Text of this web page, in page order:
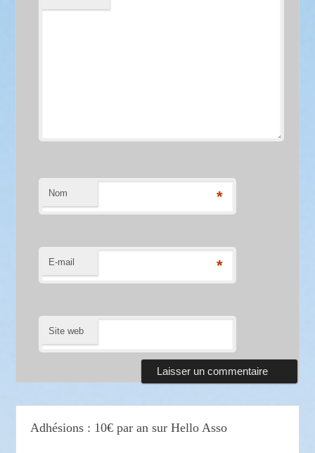
Nom *
E-mail *
Site web
Adhésions : 10€ par an sur Hello Asso